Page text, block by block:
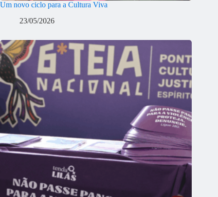
Um novo ciclo para a Cultura Viva
23/05/2026